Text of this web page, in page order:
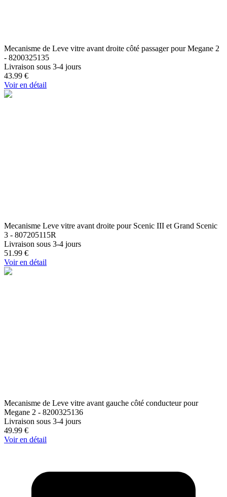
Mecanisme de Leve vitre avant droite côté passager pour Megane 2
- 8200325135
Livraison sous 3-4 jours
43.99 €
Voir en détail
Mecanisme Leve vitre avant droite pour Scenic III et Grand Scenic
3 - 807205115R
Livraison sous 3-4 jours
51.99 €
Voir en détail
Mecanisme de Leve vitre avant gauche côté conducteur pour
Megane 2 - 8200325136
Livraison sous 3-4 jours
49.99 €
Voir en détail